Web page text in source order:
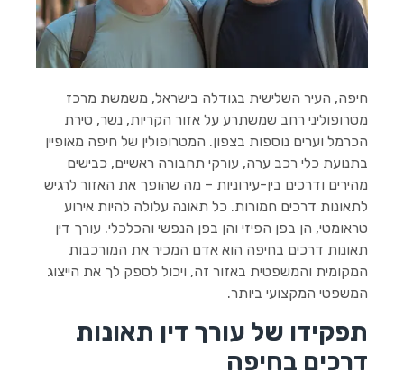
format_underlined הוסף קו תחתון לקישורים
font_download סמן קישורים
את
כל
האפשרויות
השארת משוב
חיפה, העיר השלישית בגודלה בישראל, משמשת מרכז
מטרופוליני רחב שמשתרע על אזור הקריות, נשר, טירת
הכרמל וערים נוספות בצפון. המטרופולין של חיפה מאופיין
בתנועת כלי רכב ערה, עורקי תחבורה ראשיים, כבישים
מהירים ודרכים בין-עירוניות – מה שהופך את האזור לרגיש
לתאונות דרכים חמורות. כל תאונה עלולה להיות אירוע
טראומטי, הן בפן הפיזי והן בפן הנפשי והכלכלי. עורך דין
תאונות דרכים בחיפה הוא אדם המכיר את המורכבות
המקומית והמשפטית באזור זה, ויכול לספק לך את הייצוג
המשפטי המקצועי ביותר.
תפקידו של עורך דין תאונות
דרכים בחיפה